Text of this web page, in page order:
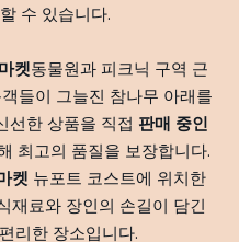
수 있습니다.
켓동물원과 피크닉 구역 근
들이 그늘진 참나무 아래를
선한 상품을 직접 판매 중인
최고의 품질을 보장합니다.
켓 뉴포트 코스트에 위치한
재료와 장인의 손길이 담긴
리한 장소입니다.